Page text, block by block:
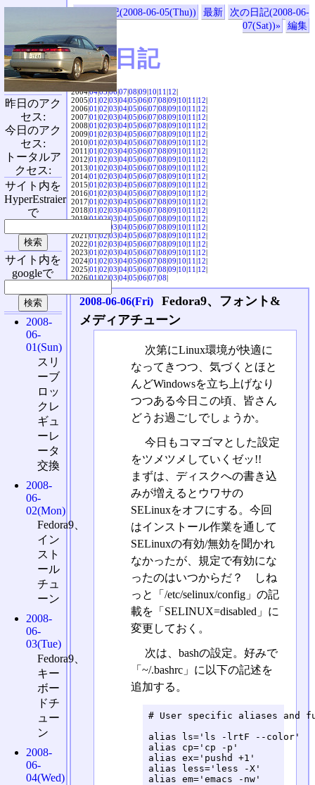
«前の日記(2008-06-05(Thu)) 最新
次の日記(2008-06-
07(Sat))»
編集
SVX日記
2004|04|05|06|07|08|09|10|11|12|
2005|01|02|03|04|05|06|07|08|09|10|11|12|
2006|01|02|03|04|05|06|07|08|09|10|11|12|
2007|01|02|03|04|05|06|07|08|09|10|11|12|
2008|01|02|03|04|05|06|07|08|09|10|11|12|
2009|01|02|03|04|05|06|07|08|09|10|11|12|
2010|01|02|03|04|05|06|07|08|09|10|11|12|
2011|01|02|03|04|05|06|07|08|09|10|11|12|
2012|01|02|03|04|05|06|07|08|09|10|11|12|
2013|01|02|03|04|05|06|07|08|09|10|11|12|
2014|01|02|03|04|05|06|07|08|09|10|11|12|
2015|01|02|03|04|05|06|07|08|09|10|11|12|
2016|01|02|03|04|05|06|07|08|09|10|11|12|
2017|01|02|03|04|05|06|07|08|09|10|11|12|
2018|01|02|03|04|05|06|07|08|09|10|11|12|
2019|01|02|03|04|05|06|07|08|09|10|11|12|
03|04|05|06|07|08|09|10|11|12|
2021|01|02|03|04|05|06|07|08|09|10|11|12|
2022|01|02|03|04|05|06|07|08|09|10|11|12|
2023|01|02|03|04|05|06|07|08|09|10|11|12|
2024|01|02|03|04|05|06|07|08|09|10|11|12|
2025|01|02|03|04|05|06|07|08|09|10|11|12|
2026|01|02|03|04|05|06|07|08|
2008-06-06(Fri)
Fedora9、フォント&
メディアチューン
次第にLinux環境が快適に
なってきつつ、気づくとほと
んどWindowsを立ち上げなり
つつある今日この頃、皆さん
どうお過ごしでしょうか。
今日もコマゴマとした設定
をツメツメしていくゼッ!!
まずは、ディスクへの書き込
みが増えるとウワサの
SELinuxをオフにする。今回
はインストール作業を通して
SELinuxの有効/無効を聞かれ
なかったが、規定で有効にな
ったのはいつからだ？ しね
っと「/etc/selinux/config」の記
載を「SELINUX=disabled」に
変更しておく。
次は、bashの設定。好みで
「~/.bashrc」に以下の記述を
追加する。
# User specific aliases and
alias ls='ls -lrtF --color'
alias cp='cp -p'
alias ex='pushd +1'
alias less='less -X'
alias em='emacs -nw'
昨日のアク
セス:
今日のアク
セス:
トータルア
クセス:
サイト内を
HyperEstraier
で
サイト内を
googleで
2008-
06-
01(Sun)
スリ
ーブ
ロッ
クレ
ギュ
ーレ
ータ
交換
2008-
06-
02(Mon)
Fedora9、
イン
スト
ール
チュ
ーン
2008-
06-
03(Tue)
Fedora9、
キー
ボー
ドチ
ュー
ン
2008-
06-
04(Wed)